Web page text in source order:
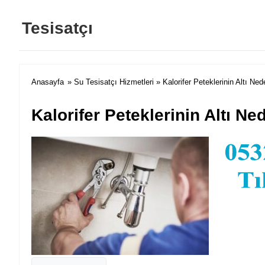
Tesisatçı
Anasayfa » Su Tesisatçı Hizmetleri » Kalorifer Peteklerinin Altı
Kalorifer Peteklerinin Altı